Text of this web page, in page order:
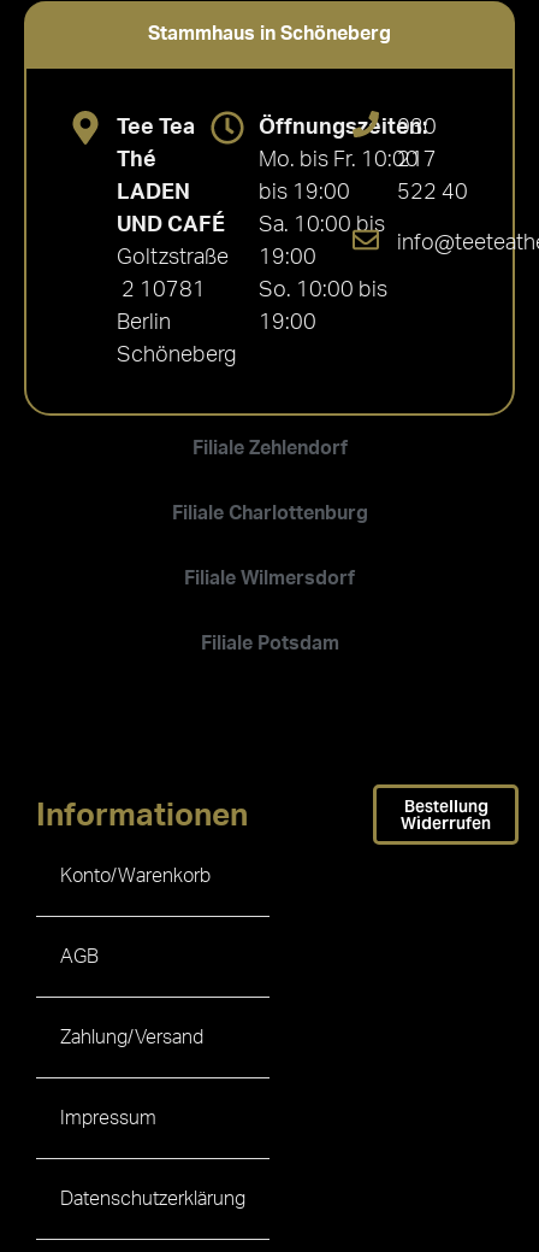
Stammhaus in Schöneberg
Filiale Zehlendorf
Filiale Charlottenburg
Filiale Wilmersdorf
Filiale Potsdam
Tee Tea
Thé
LADEN
UND CAFÉ
Goltzstraße
2 10781
Berlin
Schöneberg
Öffnungszeiten:
Mo. bis Fr. 10:00
bis 19:00
Sa. 10:00 bis
19:00
So. 10:00 bis
19:00
030
217
522 40
Informationen
Konto/Warenkorb
AGB
Zahlung/Versand
Impressum
Datenschutzerklärung
Bestellung
Widerrufen